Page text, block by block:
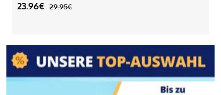
23.96€ 29.95€